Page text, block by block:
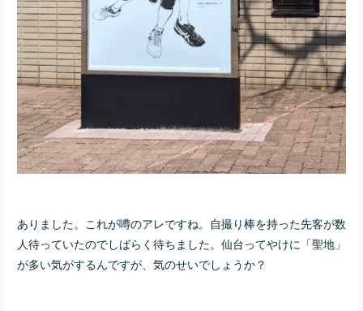
ありました。これが噂のアレですね。自撮り棒を持った先客が数
人待っていたのでしばらく待ちました。仙台ってやけに「聖地」
が多い気がするんですが、気のせいでしょうか？